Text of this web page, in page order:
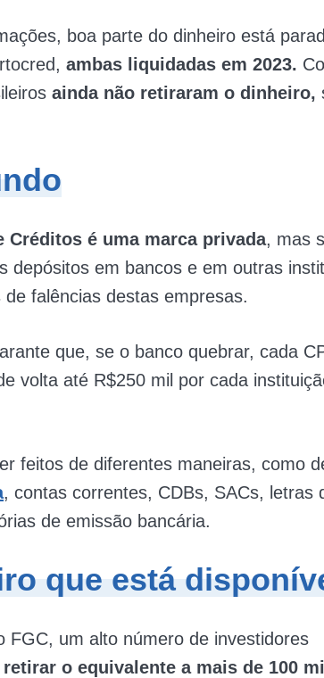
boa parte do dinheiro está
ambas liquidadas em 2023.
ainda não retiraram o dinheiro,
Créditos é uma marca privada, mas
depósitos em bancos e em outras
falências destas empresas.
que, se o banco quebrar, cada
volta até R$250 mil por cada
feitos de diferentes maneiras, como
, contas correntes, CDBs, SACs, letras
de emissão bancária.
que está
FGC, um alto número de investidores
o equivalente a mais de 100